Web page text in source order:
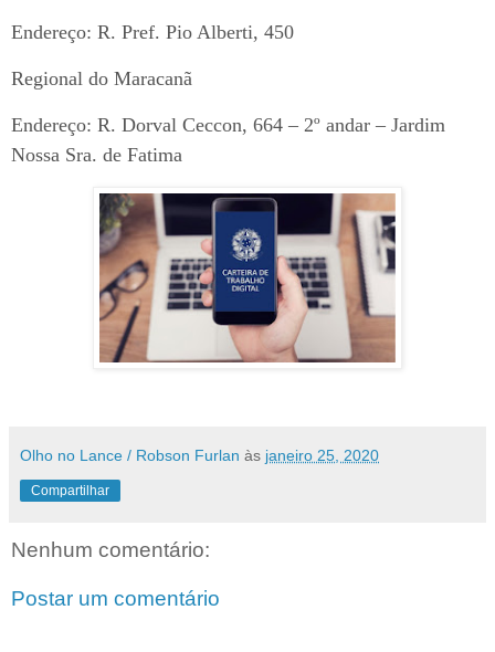
Endereço: R. Pref. Pio Alberti, 450
Regional do Maracanã
Endereço: R. Dorval Ceccon, 664 – 2º andar – Jardim
Nossa Sra. de Fatima
Olho no Lance / Robson Furlan às janeiro 25, 2020
Compartilhar
Nenhum comentário:
Postar um comentário